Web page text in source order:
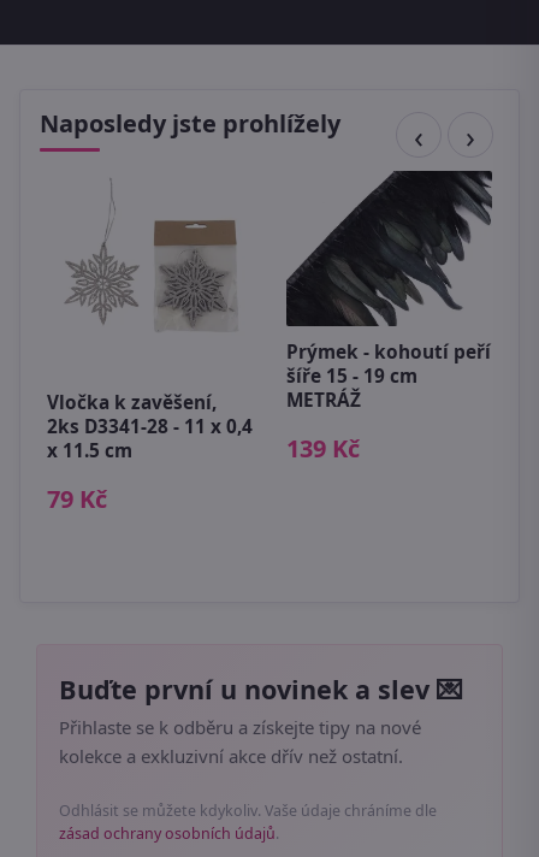
Naposledy jste prohlížely
Vločka k zavěšení,
2ks D3341-28 - 11 x 0,4
x 11.5 cm
79 Kč
Prýmek - kohoutí peří
šíře 15 - 19 cm
METRÁŽ
139 Kč
Buďte první u novinek a slev 💌
Přihlaste se k odběru a získejte tipy na nové
kolekce a exkluzivní akce dřív než ostatní.
Odhlásit se můžete kdykoliv. Vaše údaje chráníme dle
zásad ochrany osobních údajů.